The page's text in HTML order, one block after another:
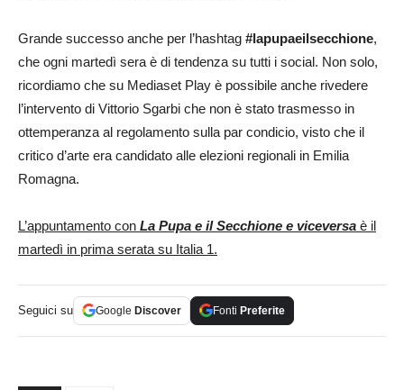
Grande successo anche per l’hashtag #lapupaeilsecchione,
che ogni martedì sera è di tendenza su tutti i social. Non solo,
ricordiamo che su Mediaset Play è possibile anche rivedere
l’intervento di Vittorio Sgarbi che non è stato trasmesso in
ottemperanza al regolamento sulla par condicio, visto che il
critico d’arte era candidato alle elezioni regionali in Emilia
Romagna.
L’appuntamento con La Pupa e il Secchione e viceversa è il
martedì in prima serata su Italia 1.
Seguici su Google Discover Fonti Preferite